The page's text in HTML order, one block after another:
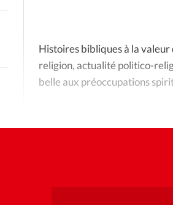
réveil
Monde
Histoires bibliques à la
religion, actualité politico-
belle aux préoccupations